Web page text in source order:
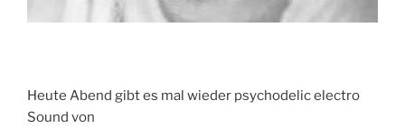
Heute Abend gibt es mal wieder psychodelic electro
Sound von